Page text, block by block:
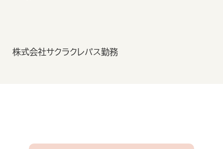
株式会社サクラクレパス勤務